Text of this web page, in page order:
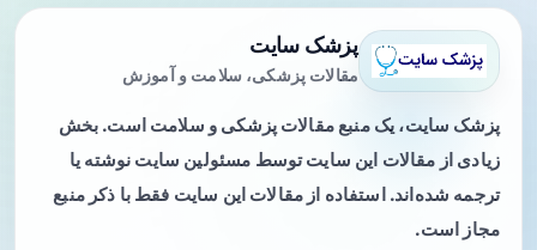
پزشک سایت
مقالات پزشکی، سلامت و آموزش
پزشک سایت، یک منبع مقالات پزشکی و سلامت است. بخش
زیادی از مقالات این سایت توسط مسئولین سایت نوشته یا
ترجمه شده‌اند. استفاده از مقالات این سایت فقط با ذکر منبع
مجاز است.